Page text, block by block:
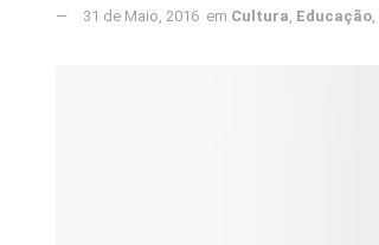
31 de Maio, 2016 em Cultura, Educação,